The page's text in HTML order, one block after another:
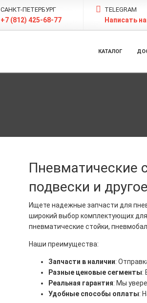
САНКТ-ПЕТЕРБУРГ
+7 (812) 425-68-77
TELEGRAM
Написать
КАТАЛОГ
Пневматические
подвески и
Ищете надежные запчасти для
широкий выбор комплектующих
пневматические стойки,
Наши преимущества:
Запчасти в наличии:
Разные ценовые сегменты:
Реальная гарантия: Мы
Удобные способы оплаты: